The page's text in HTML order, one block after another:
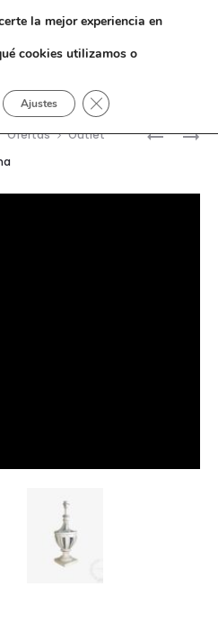
LIBRERÍA
MANTEL
Ofertas
Outlet
la mejor experiencia en
cookies utilizamos o
Ajustes Cerrar el banner de